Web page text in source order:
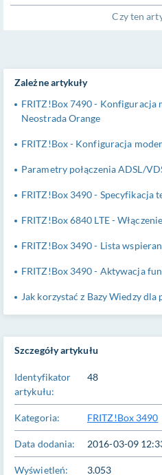
Czy ten
Szczegóły artykułu
Identyfikator
artykułu:
48
Kategoria: FRITZ!Box 3490
Data dodania: 2016-03-09
Wyświetleń: 3.053
Zależne artykuły
FRITZ!Box 7490 - Konfiguracja
Neostrada Orange
FRITZ!Box - Konfiguracja
Parametry połączenia ADSL/
FRITZ!Box 3490 - Specyfikacja
FRITZ!Box 6840 LTE -
FRITZ!Box 3490 - Lista
FRITZ!Box 3490 - Aktywacja
Jak korzystać z Bazy Wiedzy